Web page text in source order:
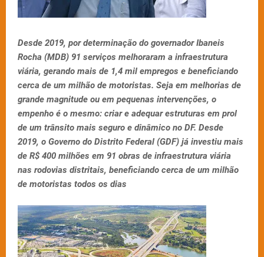
Desde 2019, por determinação do governador Ibaneis
Rocha (MDB) 91 serviços melhoraram a infraestrutura
viária, gerando mais de 1,4 mil empregos e beneficiando
cerca de um milhão de motoristas. Seja em melhorias de
grande magnitude ou em pequenas intervenções, o
empenho é o mesmo: criar e adequar estruturas em prol
de um trânsito mais seguro e dinâmico no DF. Desde
2019, o Governo do Distrito Federal (GDF) já investiu mais
de R$ 400 milhões em 91 obras de infraestrutura viária
nas rodovias distritais, beneficiando cerca de um milhão
de motoristas todos os dias